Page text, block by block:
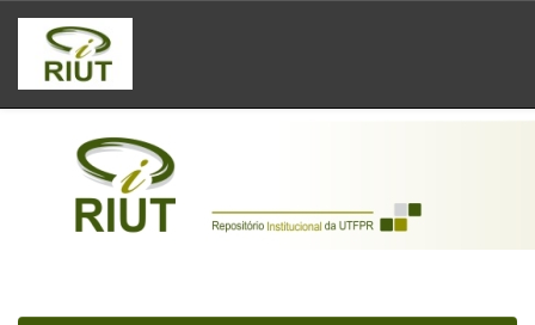
Skip
navigation